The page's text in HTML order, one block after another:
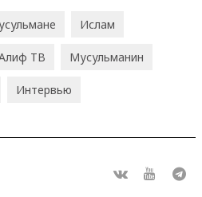
Ислам
ТВ Мусульманин
Интервью